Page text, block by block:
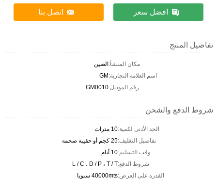
افضل سعر اتصل بنا
تفاصيل المنتج
مكان المنشأ:الصين
اسم العلامة التجارية:GM
رقم الموديل:GM0010
شروط الدفع والشحن
الحد الأدنى لكمية:10 مترات
تفاصيل التغليف:25 كجم أو حقيبة ضخمة
وقت التسليم:10 أيام
شروط الدفع:L / C ، D / P ، T / T
القدرة على العرض:40000mts سنويا